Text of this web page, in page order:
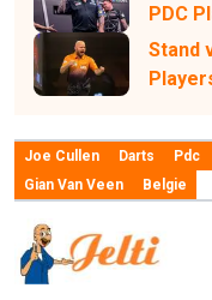
PDC
Stand
Joe Cullen Darts Pdc
Gian Van Veen
Belgie